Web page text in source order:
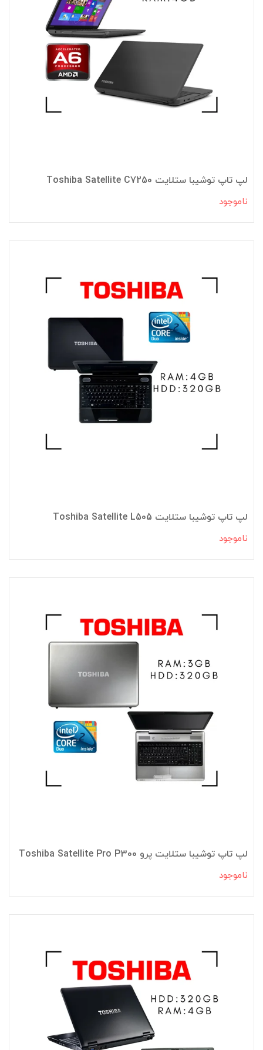
لپ تاپ توشیبا ستلایت Toshiba Satellite C7250
ناموجود
لپ تاپ توشیبا ستلایت Toshiba Satellite L505
ناموجود
لپ تاپ توشیبا ستلایت پرو Toshiba Satellite Pro P300
ناموجود